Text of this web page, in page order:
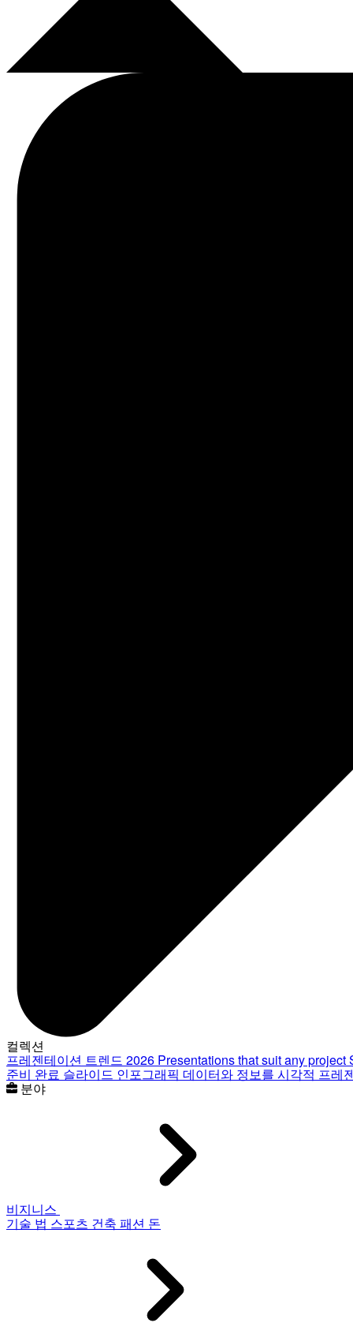
컬렉션
프레젠테이션 트렌드 2026 Presentations that suit any project
준비 완료 슬라이드 인포그래픽 데이터와 정보를 시각적 프레
분야
비지니스
기술 법 스포츠 건축 패션 돈